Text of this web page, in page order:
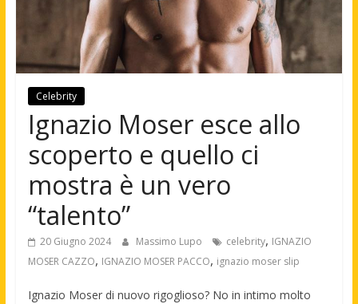
Celebrity
Ignazio Moser esce allo
scoperto e quello ci
mostra è un vero
“talento”
20 Giugno 2024 Massimo Lupo celebrity, IGNAZIO
MOSER CAZZO, IGNAZIO MOSER PACCO, ignazio moser slip
Ignazio Moser di nuovo rigoglioso? No in intimo molto